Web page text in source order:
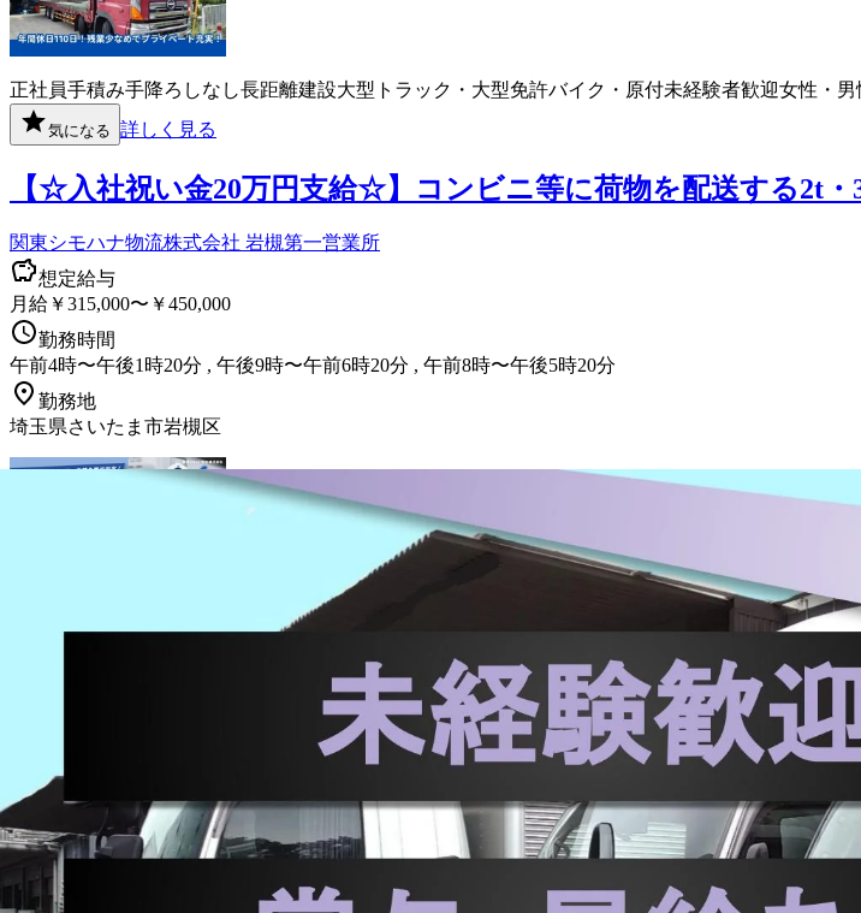
正社員手積み手降ろしなし長距離建設大型トラック・大型免許バイク・原付未経験者歓迎女性・男
気になる 詳しく見る
【☆入社祝い金20万円支給☆】コンビニ等に荷物を配送する2t
関東シモハナ物流株式会社 岩槻第一営業所
想定給与
月給￥315,000〜￥450,000
勤務時間
午前4時〜午後1時20分 , 午後9時〜午前6時20分 , 午前8時〜午後5時20分
勤務地
埼玉県さいたま市岩槻区
トラック 小型トラック・普通免許2トン4ト
【手積み手降ろしなし！】生コンクリートを配送する中・大型
加倉コンクリート株式会社
想定給与
月給￥290,000
勤務時間